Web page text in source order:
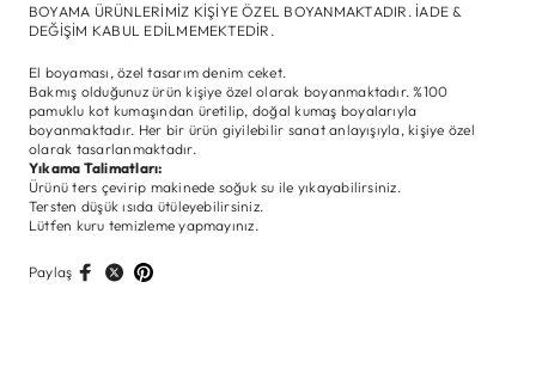
BOYAMA ÜRÜNLERİMİZ KİŞİYE ÖZEL BOYANMAKTADIR. İADE &
DEĞİŞİM KABUL EDİLMEMEKTEDİR.
El boyaması, özel tasarım denim ceket.
Bakmış olduğunuz ürün kişiye özel olarak boyanmaktadır. %100
pamuklu kot kumaşından üretilip, doğal kumaş boyalarıyla
boyanmaktadır. Her bir ürün giyilebilir sanat anlayışıyla, kişiye özel
olarak tasarlanmaktadır.
Yıkama Talimatları:
Ürünü ters çevirip makinede soğuk su ile yıkayabilirsiniz.
Tersten düşük ısıda ütüleyebilirsiniz.
Lütfen kuru temizleme yapmayınız.
Paylaş